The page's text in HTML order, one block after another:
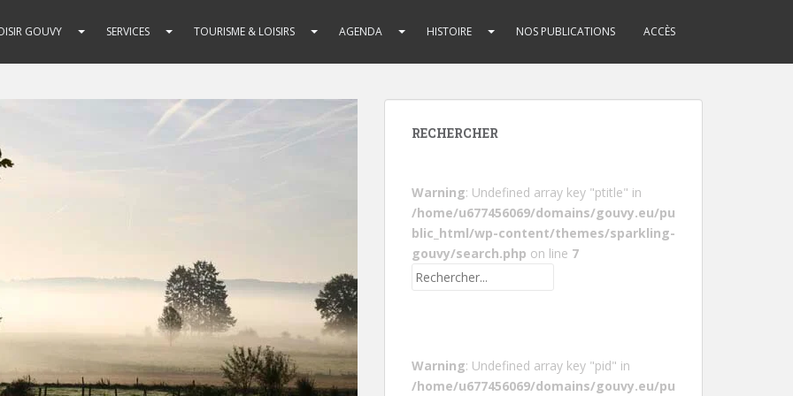
GOUVY SERVICES TOURISME & LOISIRS AGENDA HISTOIRE NOS PUBLICATIONS ACCÈS
RECHERCHER
Warning: Undefined array key "ptitle" in
/home/u677456069/domains/gouvy.eu/pu
blic_html/wp-content/themes/sparkling-
gouvy/search.php on line 7
Warning: Undefined array key "pid" in
/home/u677456069/domains/gouvy.eu/pu